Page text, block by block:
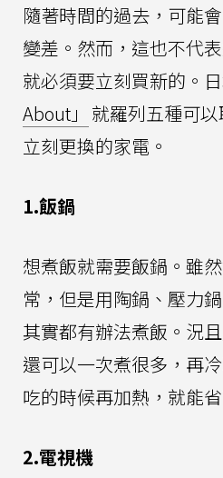
隨著時間的過去，可能
變差。然而，這也不代
就必須要立刻買新的。
About」 就羅列五種可
立刻更換的家電。
1.飯鍋
想煮飯就需要飯鍋。雖
常，但是用陶鍋、壓力
其實都有辦法煮飯。況
還可以一次煮很多，再
吃的時候再加熱，就能
2.電視機